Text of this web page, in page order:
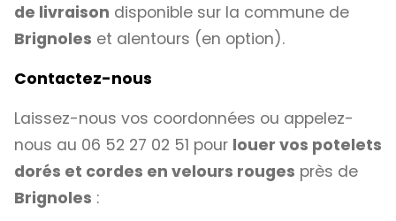
de livraison disponible sur la commune de
Brignoles et alentours (en option).
Contactez-nous
Laissez-nous vos coordonnées ou appelez-
nous au 06 52 27 02 51 pour louer vos potelets
dorés et cordes en velours rouges près de
Brignoles :